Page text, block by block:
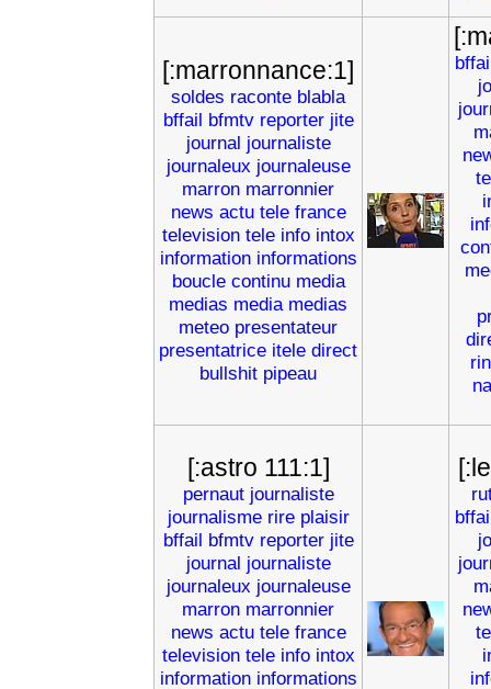
[:marronnance:1]
soldes raconte blabla
bffail bfmtv reporter jite
journal journaliste
journaleux journaleuse
marron marronnier
news actu tele france
television tele info intox
information informations
boucle continu media
medias media medias
meteo presentateur
presentatrice itele direct
bullshit pipeau
[:astro 111:1]
pernaut journaliste
journalisme rire plaisir
bffail bfmtv reporter jite
journal journaliste
journaleux journaleuse
marron marronnier
news actu tele france
television tele info intox
information informations